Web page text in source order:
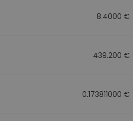
8.4000 €
439.200 €
0.173811000 €